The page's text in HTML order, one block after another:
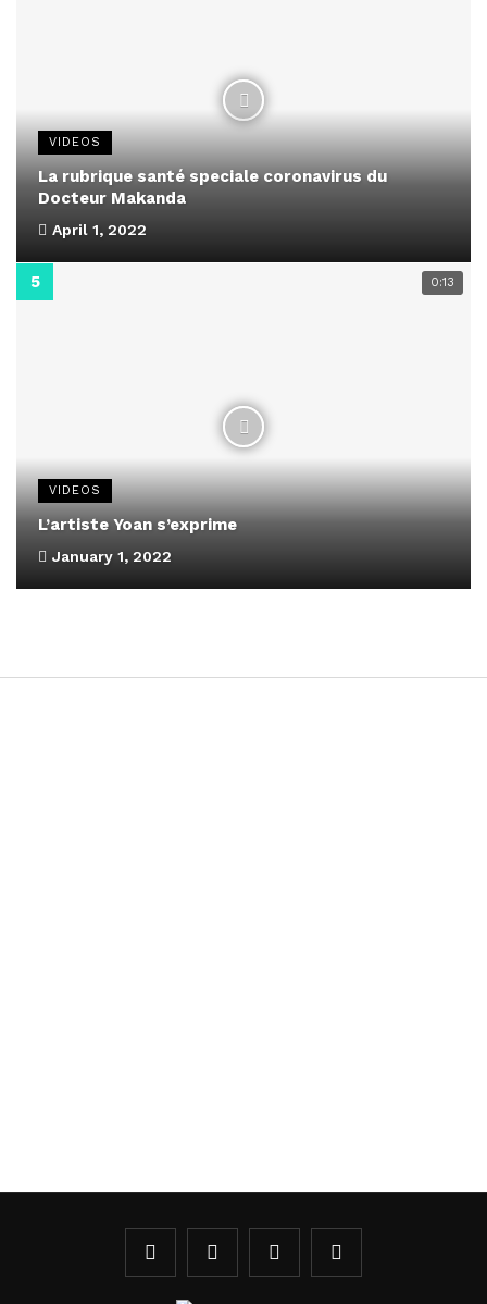
VIDEOS
La rubrique santé speciale coronavirus du
Docteur Makanda
April 1, 2022
0:13
VIDEOS
L’artiste Yoan s’exprime
January 1, 2022